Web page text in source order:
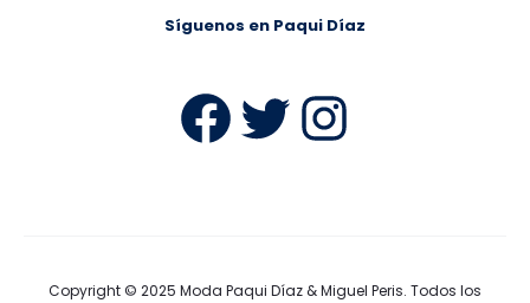
Síguenos en Paqui Díaz
Facebook
Twitter
Copyright © 2025 Moda Paqui Díaz & Miguel Peris. Todos los